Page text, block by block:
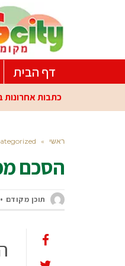
דף הבית
כתבות אחרונות
ראשי »
הסכם
תוכן מקודם